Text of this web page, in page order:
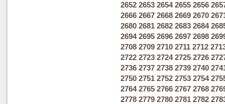
2652 2653 2654 2655 2656
2666 2667 2668 2669 2670
2680 2681 2682 2683 2684
2694 2695 2696 2697 2698
2708 2709 2710 2711 2712
2722 2723 2724 2725 2726
2736 2737 2738 2739 2740
2750 2751 2752 2753 2754
2764 2765 2766 2767 2768
2778 2779 2780 2781 2782